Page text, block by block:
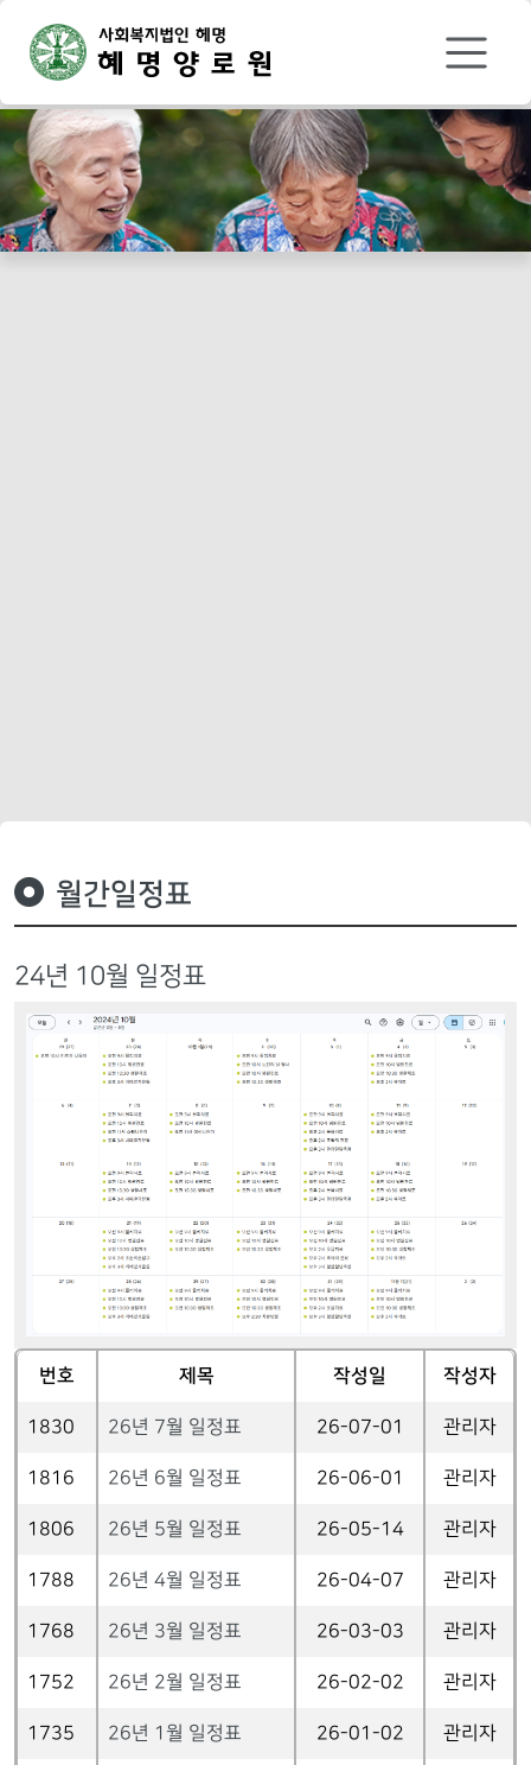
월간일정표
24년 10월 일정표
번호 제목 작성일 작성자
1830 26년 7월 일정표 26-07-01 관리자
1816 26년 6월 일정표 26-06-01 관리자
1806 26년 5월 일정표 26-05-14 관리자
1788 26년 4월 일정표 26-04-07 관리자
1768 26년 3월 일정표 26-03-03 관리자
1752 26년 2월 일정표 26-02-02 관리자
1735 26년 1월 일정표 26-01-02 관리자